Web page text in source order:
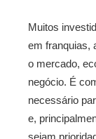
Muitos
em franquias,
o mercado,
negócio. É
necessário
e,
sejam